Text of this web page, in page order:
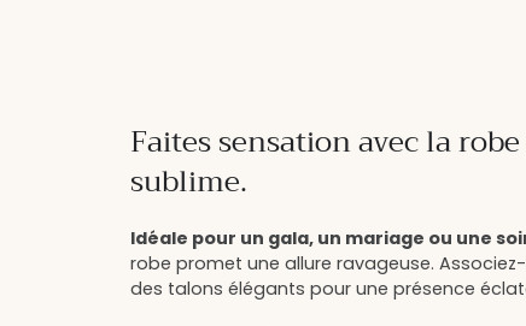
Faites sensation avec la
sublime.
Idéale pour un gala, un mariage ou une
robe promet une allure ravageuse.
des talons élégants pour une présence